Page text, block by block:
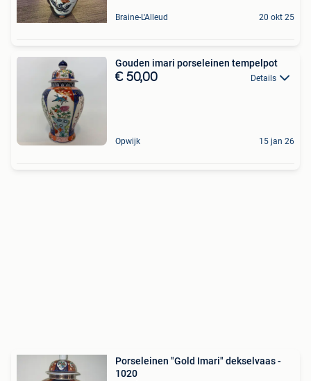
Braine-L'Alleud 20 okt 25
Gouden imari porseleinen tempelpot
€ 50,00 Details
Opwijk 15 jan 26
Porseleinen "Gold Imari" dekselvaas -
1020